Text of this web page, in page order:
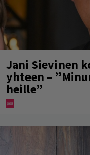
Jani Sievinen
yhteen –
heille”